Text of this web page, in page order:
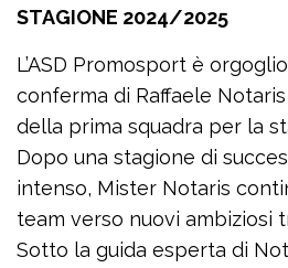
STAGIONE 2024/2025
L’ASD Promosport è
conferma di Raffaele
della prima squadra per la
Dopo una stagione di
intenso, Mister Notaris
team verso nuovi ambiziosi
Sotto la guida esperta di